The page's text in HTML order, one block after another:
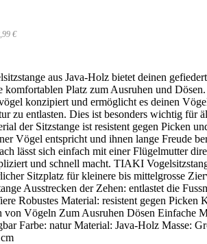
€
aus Java-Holz bietet deinen
komfortablen Platz zum Ausruhen und
konzipiert und ermöglicht es deinen
zu entlasten. Dies ist besonders wichtig für
der Sitzstange ist resistent gegen Picken
Vögel entspricht und ihnen lange Freude
lässt sich einfach mit einer Flügelmutter
und schnell macht. TIAKI
Sitzplatz für kleinere bis mittelgrosse
Ausstrecken der Zehen: entlastet die
Robustes Material: resistent gegen Picken
von Vögeln Zum Ausruhen Dösen Einfache
Farbe: natur Material: Java-Holz Masse: